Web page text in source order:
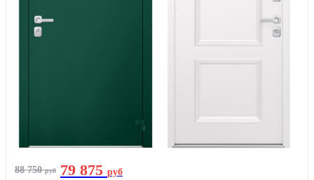
88 750руб 79 875 руб